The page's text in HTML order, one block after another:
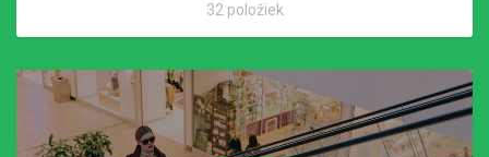
32 položiek